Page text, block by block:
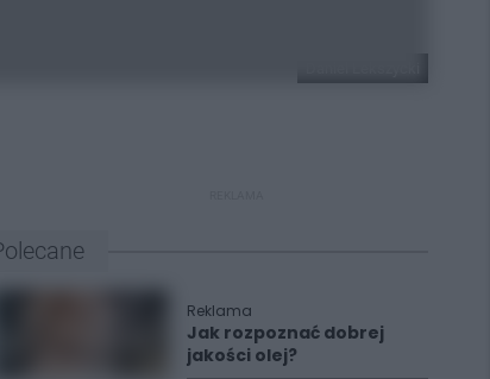
Reklama
Jak rozpoznać dobrej
jakości olej?